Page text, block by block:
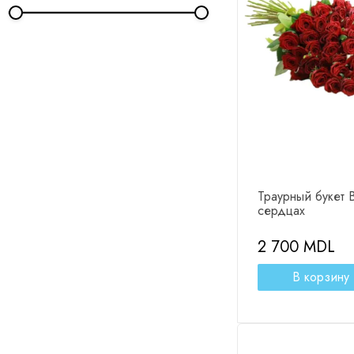
Траурный букет
сердцах
2 700 MDL
В корзину
Эвкалипт - 6